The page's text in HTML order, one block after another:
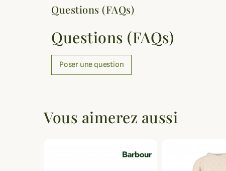
Questions (FAQs)
Questions (FAQs)
Poser une question
Vous aimerez aussi